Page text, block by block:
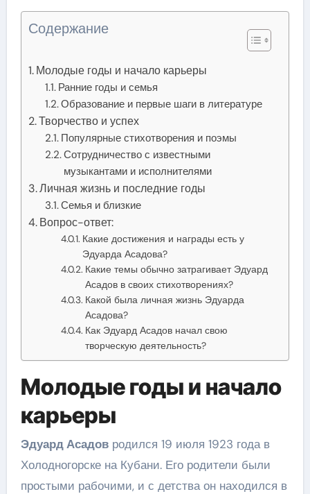
Содержание
Молодые годы и начало карьеры
Ранние годы и семья
Образование и первые шаги в литературе
Творчество и успех
Популярные стихотворения и поэмы
Сотрудничество с известными
музыкантами и исполнителями
Личная жизнь и последние годы
Семья и близкие
Вопрос-ответ:
Какие достижения и награды есть у
Эдуарда Асадова?
Какие темы обычно затрагивает Эдуард
Асадов в своих стихотворениях?
Какой была личная жизнь Эдуарда
Асадова?
Как Эдуард Асадов начал свою
творческую деятельность?
Молодые годы и начало
карьеры
Эдуард Асадовродился 19 июля 1923 года в
Холодногорске на Кубани. Его родители были
простыми рабочими, и с детства он находился в